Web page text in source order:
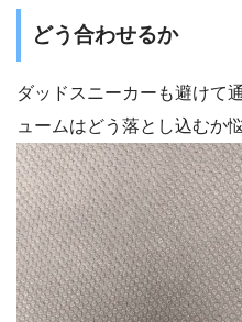
どう合わせるか
ダッドスニーカーも避けて
ュームはどう落とし込むか